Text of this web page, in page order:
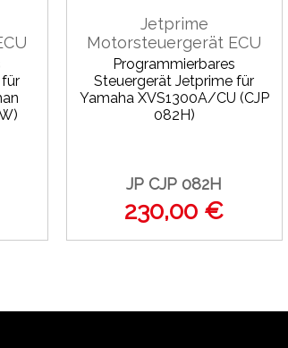
Jetprime
Motorsteuergerät ECU
Programmierbares
Steuergerät Jetprime für
Yamaha XVS1300A/CU (CJP
082H)
JP CJP 082H
230,00 €